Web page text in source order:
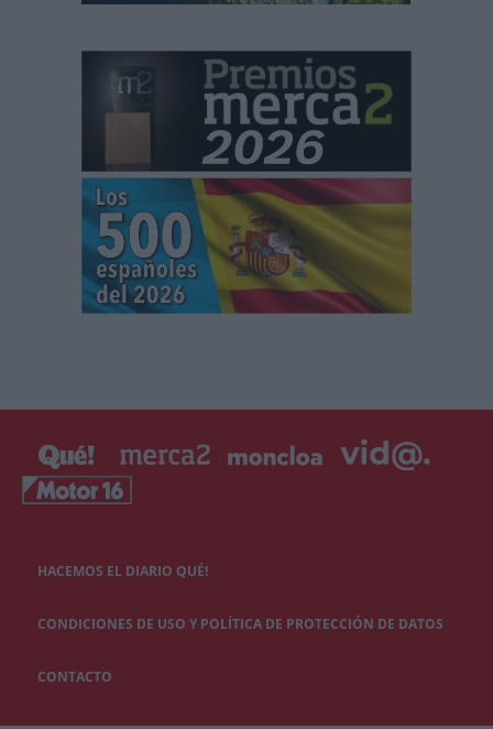
HACEMOS EL DIARIO QUÉ!
CONDICIONES DE USO Y POLÍTICA DE PROTECCIÓN DE DATOS
CONTACTO